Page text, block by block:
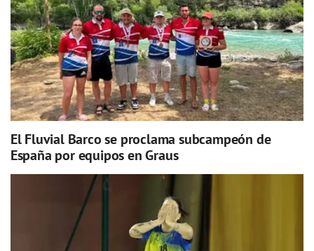
El Fluvial Barco se proclama subcampeón de
España por equipos en Graus